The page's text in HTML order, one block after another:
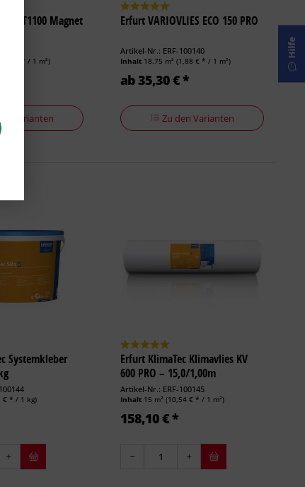
T1100 Magnet
€ * / 1 m²)
*
Varianten
Erfurt VARIOVLIES ECO 150 PRO
Artikel-Nr.: ERF-100140
Inhalt 18.75 m²(1,88 € * / 1 m²)
ab 35,30 € *
Zu den Varianten
Systemkleber
€ * / 1 kg)
Erfurt KlimaTec Klimavlies KV
600 PRO – 15,0/1,00m
Artikel-Nr.: ERF-100145
Inhalt 15 m²(10,54 € * / 1 m²)
158,10 € *
Hilfe